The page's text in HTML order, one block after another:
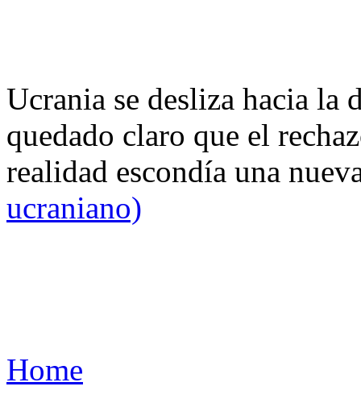
Ucrania se desliza hacia
quedado claro que el
realidad escondía una
ucraniano)
Home